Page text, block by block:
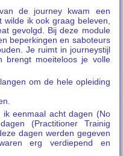
de journey kwam een
ik ook graag beleven,
gevolgd. Bij deze module
beperkingen en saboteurs
Je ruimt in journeystijl
brengt moeiteloos je volle
om de hele opleiding
eenmaal acht dagen (No
(Practitioner Trainig
dagen werden gegeven
erg verdiepend en